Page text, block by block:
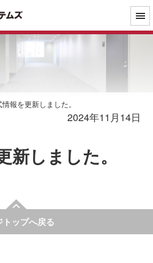
報を更新しました。
2024年11月14日
新しました。
トップへ戻る